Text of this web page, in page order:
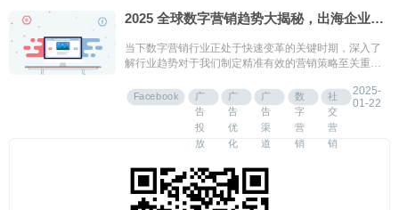
2025 全球数字营销趋势大揭秘，出海企业必看！
当下数字营销行业正处于快速变革的关键时期，深入了
解行业趋势对于我们制定精准有效的营销策略至关重
Facebook
广
告
投
放
广
告
优
化
广
告
渠
道
数
字
营
销
社
交
营
销
2025-
01-22